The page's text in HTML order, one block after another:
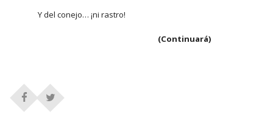
Y del conejo… ¡ni rastro!
(Continuará)